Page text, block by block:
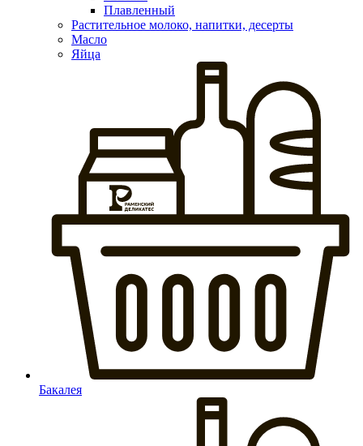
Плавленный
Растительное молоко, напитки, десерты
Масло
Яйца
Бакалея